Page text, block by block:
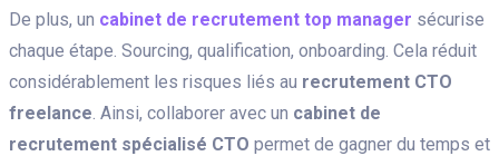
De plus, un cabinet de recrutement top manager sécurise
chaque étape. Sourcing, qualification, onboarding. Cela réduit
considérablement les risques liés au recrutement CTO
freelance. Ainsi, collaborer avec un cabinet de
recrutement spécialisé CTO permet de gagner du temps et